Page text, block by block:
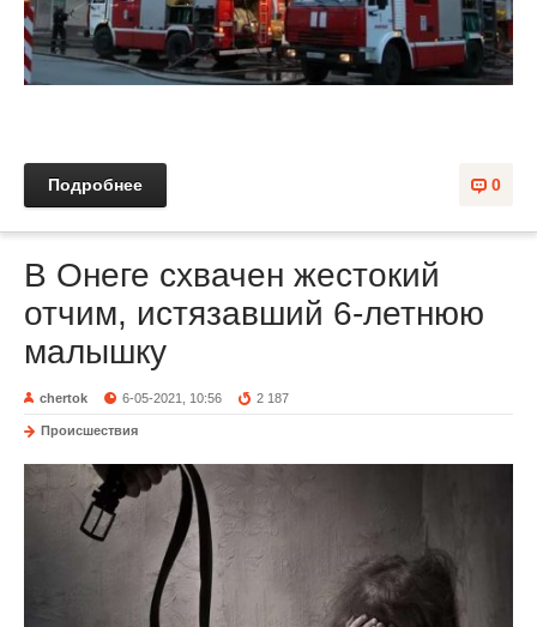
0
Подробнее
В Онеге схвачен жестокий
отчим, истязавший 6-летнюю
малышку
chertok 6-05-2021, 10:56 2 187
Происшествия